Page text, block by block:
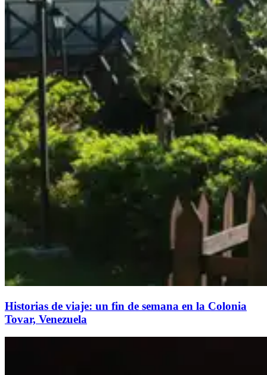
Historias de viaje: un fin de semana en la Colonia
Tovar, Venezuela